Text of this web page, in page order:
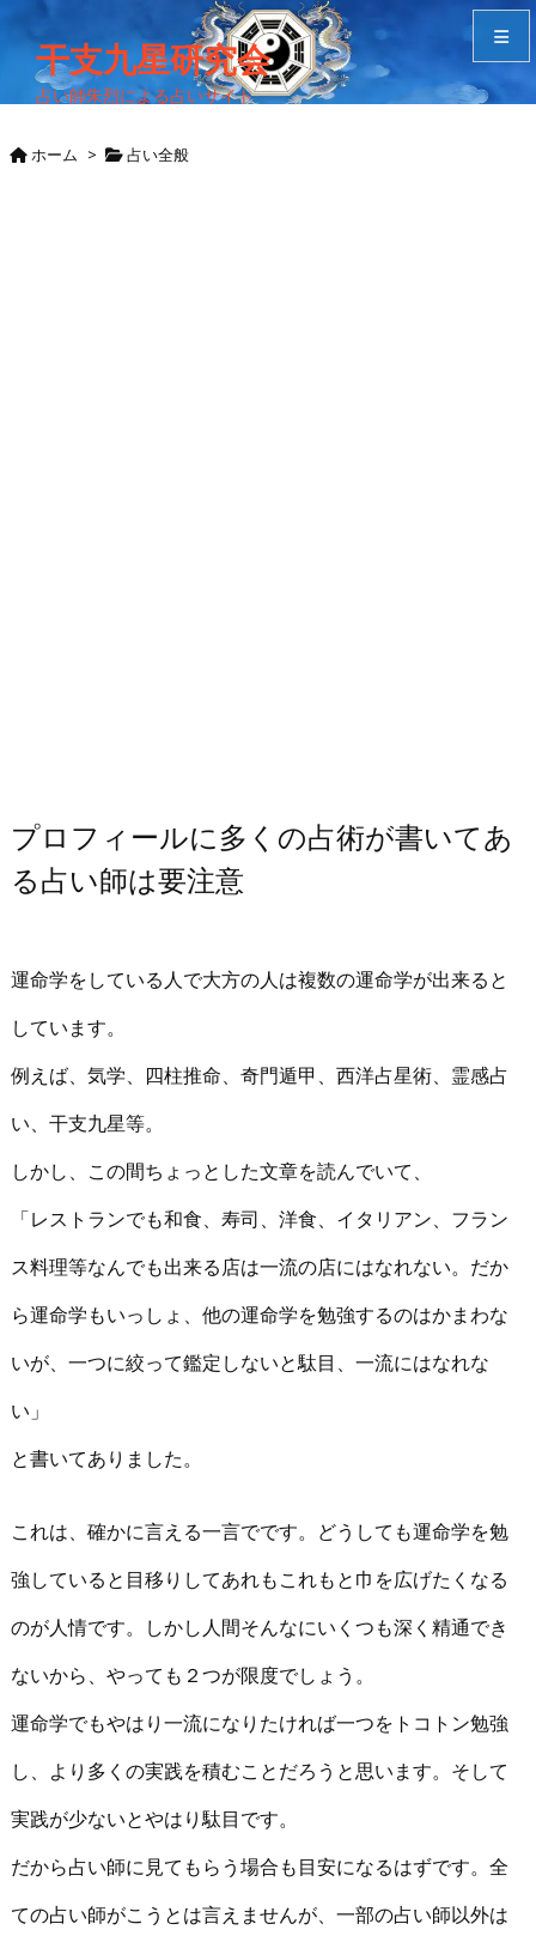
干支九星研究会
占い師朱烈による占いサイト
ホーム > 占い全般
プロフィールに多くの占術が書いてあ
る占い師は要注意
運命学をしている人で大方の人は複数の運命学が出来ると
しています。
例えば、気学、四柱推命、奇門遁甲、西洋占星術、霊感占
い、干支九星等。
しかし、この間ちょっとした文章を読んでいて、
「レストランでも和食、寿司、洋食、イタリアン、フラン
ス料理等なんでも出来る店は一流の店にはなれない。だか
ら運命学もいっしょ、他の運命学を勉強するのはかまわな
いが、一つに絞って鑑定しないと駄目、一流にはなれな
い」
と書いてありました。
これは、確かに言える一言でです。どうしても運命学を勉
強していると目移りしてあれもこれもと巾を広げたくなる
のが人情です。しかし人間そんなにいくつも深く精通でき
ないから、やっても２つが限度でしょう。
運命学でもやはり一流になりたければ一つをトコトン勉強
し、より多くの実践を積むことだろうと思います。そして
実践が少ないとやはり駄目です。
だから占い師に見てもらう場合も目安になるはずです。全
ての占い師がこうとは言えませんが、一部の占い師以外は